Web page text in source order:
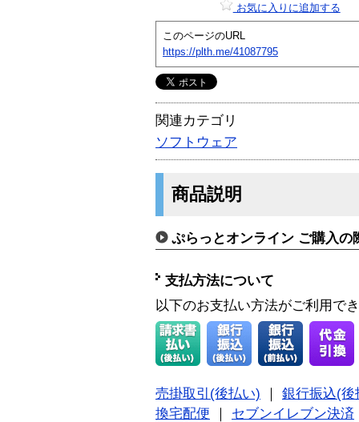
お気に入りに追加する
このページのURL
https://plth.me/41087795
関連カテゴリ
ソフトウェア
商品説明
ぷらっとオンライン ご購入の
支払方法について
以下のお支払い方法がご利用で
売掛取引(後払い)
銀行振込(後
換宅配便
セブンイレブン決済